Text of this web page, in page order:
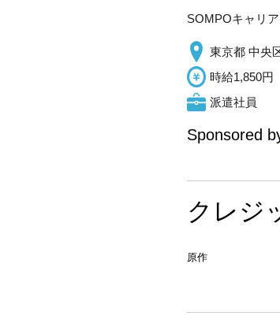
SOMPOキャリ
東京都 中央
時給1,850円
派遣社員
Sponsored
クレジ
原作